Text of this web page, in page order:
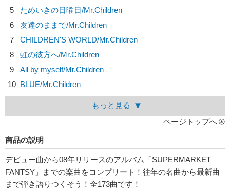
5
ためいきの日曜日/Mr.Children
6
友達のままで/Mr.Children
7
CHILDREN'S WORLD/Mr.Children
8
虹の彼方へ/Mr.Children
9
All by myself/Mr.Children
10 BLUE/Mr.Children
もっと見る
ページトップへ
商品の説明
デビュー曲から08年リリースのアルバム「SUPERMARKET
FANTSY」までの楽曲をコンプリート！往年の名曲から最新曲
まで弾き語りつくそう！全173曲です！